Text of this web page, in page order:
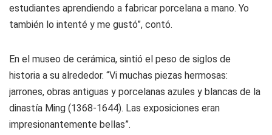
estudiantes aprendiendo a fabricar porcelana a mano. Yo
también lo intenté y me gustó”, contó.
En el museo de cerámica, sintió el peso de siglos de
historia a su alrededor. “Vi muchas piezas hermosas:
jarrones, obras antiguas y porcelanas azules y blancas de la
dinastía Ming (1368-1644). Las exposiciones eran
impresionantemente bellas”.